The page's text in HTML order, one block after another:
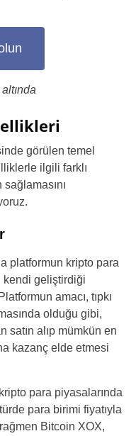
görülen temel
ilgili farklı
platformun kripto para
kendi geliştirdiği
amacı, tıpkı
olduğu gibi,
satın alıp mümkün en
kazanç elde etmesi
para piyasalarında
para birimi fiyatıyla
Bitcoin XOX,